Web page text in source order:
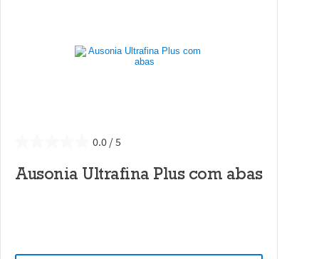
0.0
Ausonia Ultrafina Plus com abas